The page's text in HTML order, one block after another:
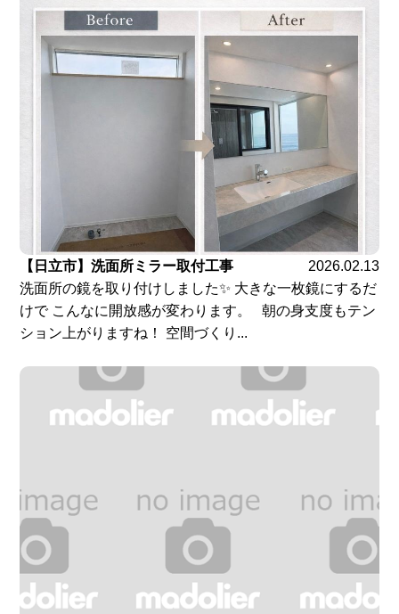
【日立市】洗面所ミラー取付工事
2026.02.13
洗面所の鏡を取り付けしました✨ 大きな一枚鏡にするだ
けで こんなに開放感が変わります。 朝の身支度もテン
ション上がりますね！ 空間づくり...